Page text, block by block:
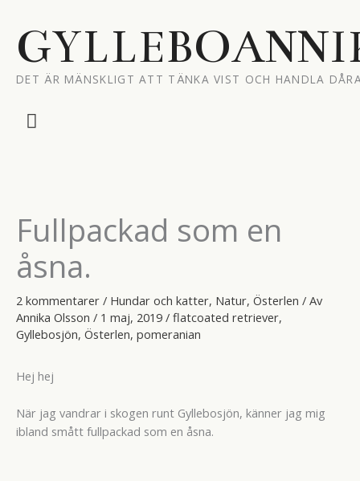
innehåll
DET ÄR MÄNSKLIGT ATT TÄNKA VIST OCH HANDLA
Huvudmeny
Fullpackad som en
åsna.
2 kommentarer / Hundar och katter, Natur, Österlen / Av
Annika Olsson / 1 maj, 2019 / flatcoated retriever,
Gyllebosjön, Österlen, pomeranian
Hej hej
När jag vandrar i skogen runt Gyllebosjön, känner jag mig
ibland smått fullpackad som en åsna.